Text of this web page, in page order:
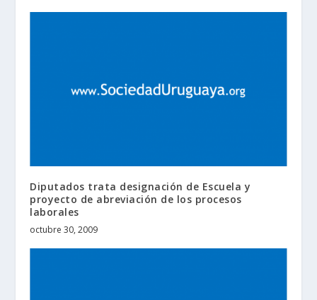
Diputados trata designación de Escuela y
proyecto de abreviación de los procesos
laborales
octubre 30, 2009